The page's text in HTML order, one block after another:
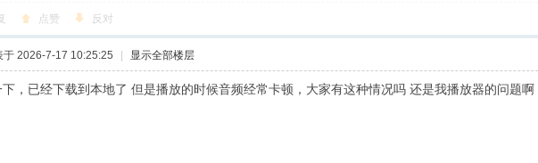
点赞 反对
于 2026-7-17 10:25:25 显示全部楼层
，已经下载到本地了 但是播放的时候音频经常卡顿，大家有这种情况吗 还是我播放器的问题啊